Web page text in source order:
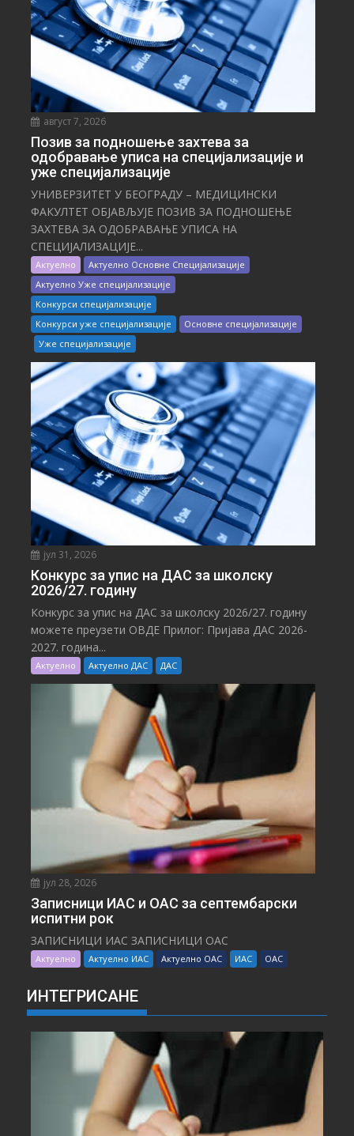
август 7, 2026
Позив за подношење захтева за
одобравање уписа на специјализације и
уже специјализације
УНИВЕРЗИТЕТ У БЕОГРАДУ – МЕДИЦИНСКИ
ФАКУЛТЕТ ОБЈАВЉУЈЕ ПОЗИВ ЗА ПОДНОШЕЊЕ
ЗАХТЕВА ЗА ОДОБРАВАЊЕ УПИСА НА
СПЕЦИЈАЛИЗАЦИЈЕ...
Актуелно
Актуелно Основне Специјализације
Актуелно Уже специјализације
Конкурси специјализације
Конкурси уже специјализације
Основне специјализације
Уже специјализације
јул 31, 2026
Конкурс за упис на ДАС за школску
2026/27. годину
Конкурс за упис на ДАС за школску 2026/27. годину
можете преузети ОВДЕ Прилог: Пријава ДАС 2026-
2027. година...
Актуелно Актуелно ДАС ДАС
јул 28, 2026
Записници ИАС и ОАС за септембарски
испитни рок
ЗАПИСНИЦИ ИАС ЗАПИСНИЦИ ОАС
Актуелно Актуелно ИАС Актуелно ОАС ИАС ОАС
ИНТЕГРИСАНЕ